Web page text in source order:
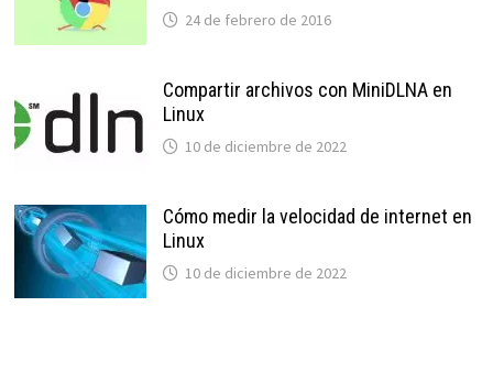
24 de febrero de 2016
Compartir archivos con MiniDLNA en
Linux
10 de diciembre de 2022
Cómo medir la velocidad de internet en
Linux
10 de diciembre de 2022